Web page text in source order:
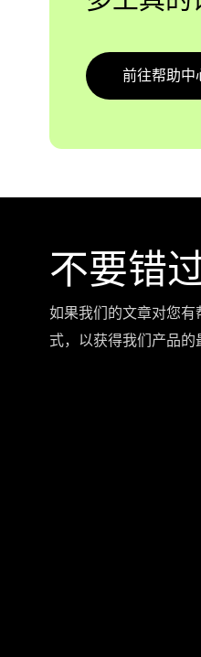
前往帮助中
不要错
如果我们的文章对您
式，以获得我们产品的